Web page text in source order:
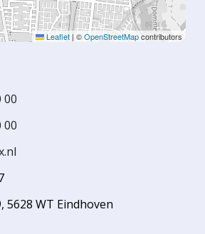
Leaflet | ©OpenStreetMapcontributors
00
00
5628 WT Eindhoven